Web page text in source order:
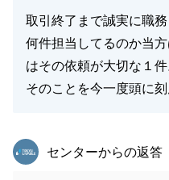
取引終了まで誠実に職務
何件担当してるのか当
はその依頼が大切な１件
そのことを今一度頭に
東急リバブル
センターからの返答